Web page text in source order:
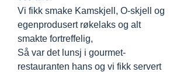
Vi fikk smake Kamskjell, O-skjell og
egenprodusert røkelaks og alt
smakte fortreffelig,
Så var det lunsj i gourmet-
restauranten hans og vi fikk servert